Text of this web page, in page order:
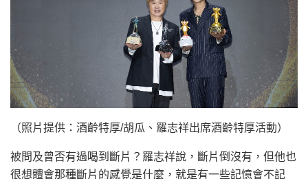
（照片提供：酒齡特厚/胡瓜、羅志祥出席酒齡特厚活動）
被問及曾否有過喝到斷片？羅志祥說，斷片倒沒有，但他也
很想體會那種斷片的感覺是什麼，就是有一些記憶會不記